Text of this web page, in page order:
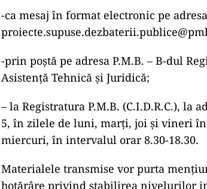
-ca mesaj în format electronic pe
-prin poştă pe adresa P.M.B. – B-dul
Asistență Tehnică şi Juridică;
– la Registratura P.M.B. (C.I.D.R.C.), la
5, în zilele de luni, marţi, joi și vineri
miercuri, în intervalul orar 8.30-18.30.
Materialele transmise vor purta
hotărâre privind stabilirea nivelurilor